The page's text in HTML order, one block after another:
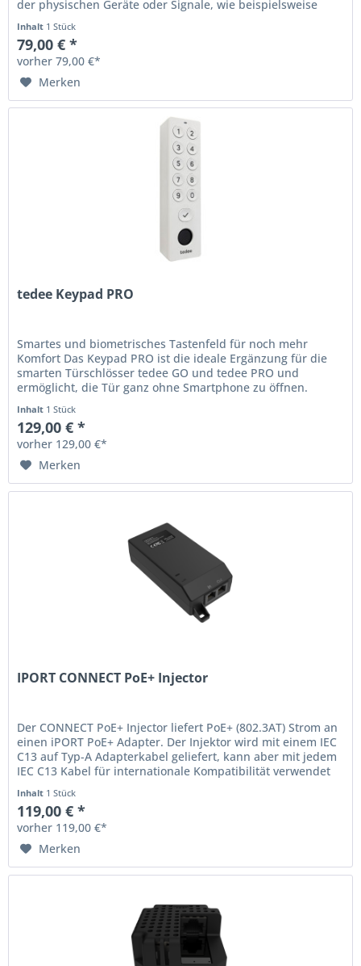
der physischen Geräte oder Signale, wie beispielsweise
Inhalt 1 Stück
79,00 € *
vorher 79,00 €*
Merken
tedee Keypad PRO
Smartes und biometrisches Tastenfeld für noch mehr
Komfort Das Keypad PRO ist die ideale Ergänzung für die
smarten Türschlösser tedee GO und tedee PRO und
ermöglicht, die Tür ganz ohne Smartphone zu öffnen.
Inhalt 1 Stück
129,00 € *
vorher 129,00 €*
Merken
IPORT CONNECT PoE+ Injector
Der CONNECT PoE+ Injector liefert PoE+ (802.3AT) Strom an
einen iPORT PoE+ Adapter. Der Injektor wird mit einem IEC
C13 auf Typ-A Adapterkabel geliefert, kann aber mit jedem
IEC C13 Kabel für internationale Kompatibilität verwendet
Inhalt 1 Stück
119,00 € *
vorher 119,00 €*
Merken